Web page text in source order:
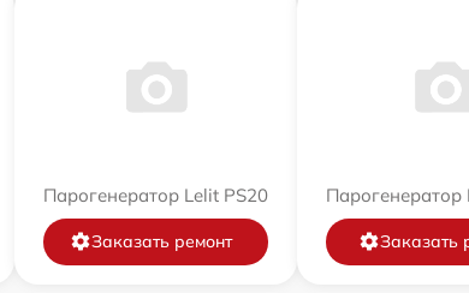
Парогенератор Lelit PS20
Заказать ремонт
Парогенератор
Заказать